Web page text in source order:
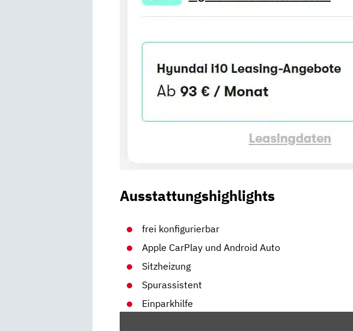
Ausstattungshighlights
frei konfigurierbar
Apple CarPlay und Android Auto
Sitzheizung
Spurassistent
Einparkhilfe